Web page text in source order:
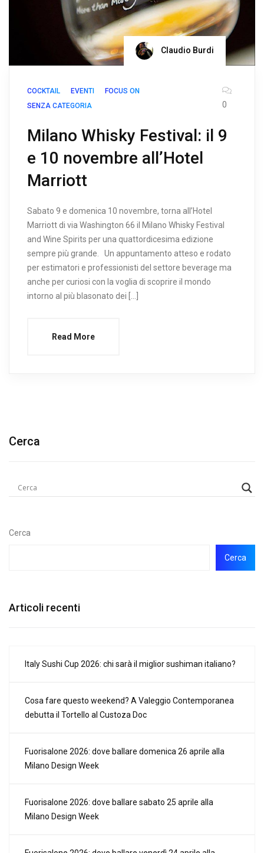
Claudio Burdi
COCKTAIL EVENTI
FOCUS ON
SENZA CATEGORIA
0
Milano Whisky Festival: il 9
e 10 novembre all’Hotel
Marriott
Sabato 9 e domenica 10 novembre, torna all’Hotel
Marriott di via Washington 66 il Milano Whisky Festival
and Wine Spirits per una quattordicesima edizione
sempre più grande. Un appuntamento atteso e rodato
per estimatori e professionisti del settore beverage ma
anche per curiosi con la voglia di scoprire il mondo
intorno al più blasonato dei […]
Read More
Cerca
Cerca
Cerca
Articoli recenti
Italy Sushi Cup 2026: chi sarà il miglior sushiman italiano?
Cosa fare questo weekend? A Valeggio Contemporanea
debutta il Tortello al Custoza Doc
Fuorisalone 2026: dove ballare domenica 26 aprile alla
Milano Design Week
Fuorisalone 2026: dove ballare sabato 25 aprile alla
Milano Design Week